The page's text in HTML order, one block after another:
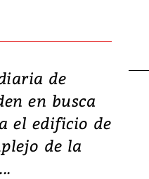
de
en busca
el edificio de
de la
lanza su
con
inversión
educación y